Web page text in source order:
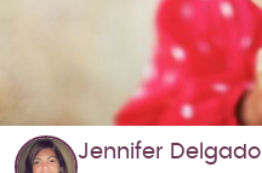
Jennifer Delgado